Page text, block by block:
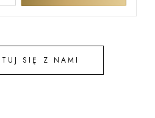
SIĘ Z NAMI